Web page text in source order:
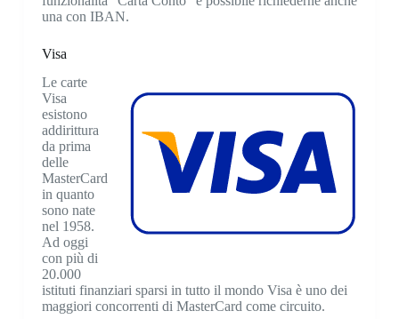
una con IBAN.
Visa
Le carte
Visa
esistono
addirittura
da prima
delle
MasterCard
in quanto
sono nate
nel 1958.
Ad oggi
con più di
20.000
istituti finanziari sparsi in tutto il mondo Visa è uno dei
maggiori concorrenti di MasterCard come circuito.